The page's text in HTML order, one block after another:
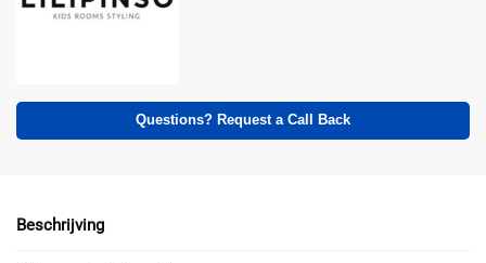
Questions? Request a Call Back
Beschrijving